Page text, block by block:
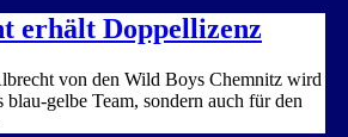
erhält Doppellizenz
von den Wild Boys Chemnitz wird
gelbe Team, sondern auch für den